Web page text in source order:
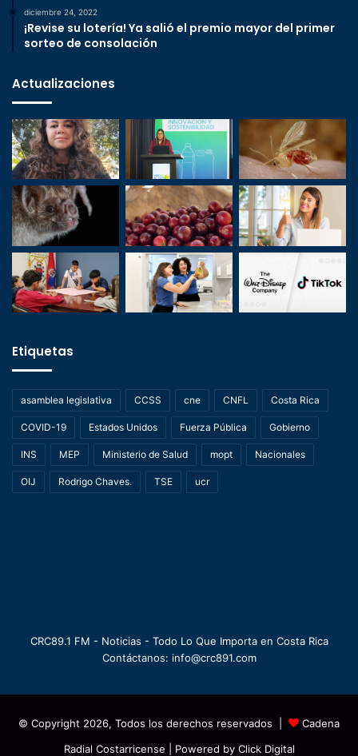
diciembre 24, 2022
¡Revise su lotería! Ya salió el premio mayor del primer
sorteo de consolación
Actualizaciones
Etiquetas
asamblea legislativa CCSS cne CNFL Costa Rica
COVID-19 Estados Unidos Fuerza Pública Gobierno
INS MEP Ministerio de Salud mopt Nacionales
OIJ Rodrigo Chaves. TSE ucr
CRC89.1 FM - Noticias - Todo Lo Que Importa en Costa Rica
Contáctanos: info@crc891.com
© Copyright 2026, Todos los derechos reservados |
Cadena
Radial Costarricense | Powered by Click Digital